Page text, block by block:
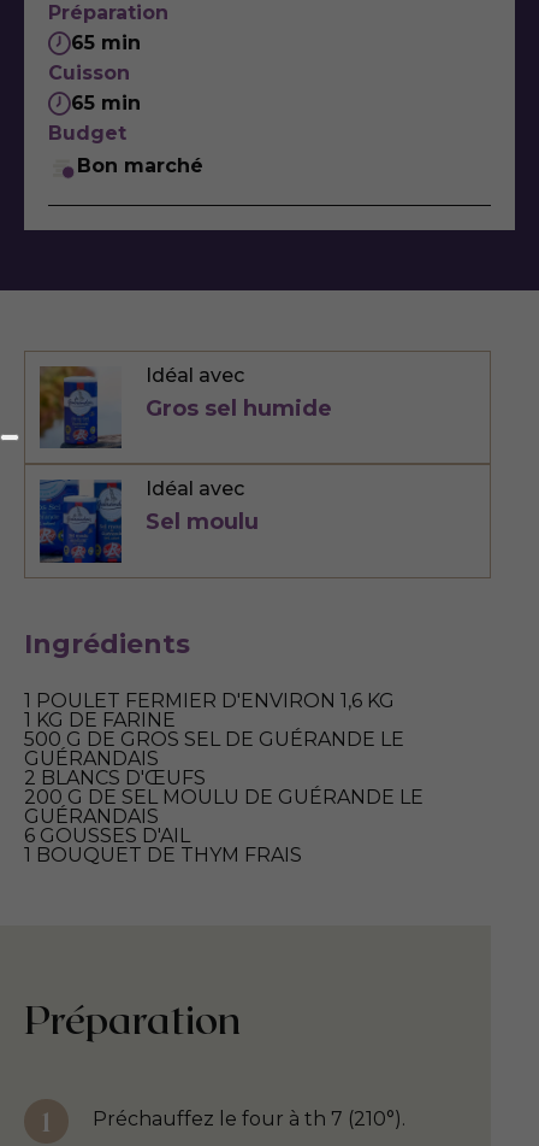
Préparation
65 min
Cuisson
65 min
Budget
Bon marché
Idéal avec
Gros sel humide
Idéal avec
Sel moulu
Ingrédients
1 POULET FERMIER D'ENVIRON 1,6 KG
1 KG DE FARINE
500 G DE GROS SEL DE GUÉRANDE LE
GUÉRANDAIS
2 BLANCS D'ŒUFS
200 G DE SEL MOULU DE GUÉRANDE LE
GUÉRANDAIS
6 GOUSSES D'AIL
1 BOUQUET DE THYM FRAIS
Préparation
Préchauffez le four à th 7 (210°).